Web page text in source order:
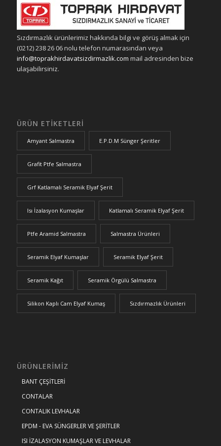
Sızdırmazlık ürünlerimiz hakkında bilgi ve görüş almak için
(0212) 238 26 06 nolu telefon numarasından veya
info@toprakhirdavatsizdirmazlik.com mail adresinden bize
ulaşabilirsiniz.
ÜRÜN ETIKETLERI
Amyant Salmastra E.P.D.M Sünger Şeritler
Grafit Ptfe Salmastra
Grf Katlamalı Seramik Elyaf Şerit
Isı İzalasyon Kumaşlar Katlamalı Seramik Elyaf Şerit
Ptfe Aramid Salmastra Salmastra Ürünleri
Seramik Elyaf Kumaşlar Seramik Elyaf Şerit
Seramik Kağıt Seramik Örgülü Salmastra
Silikon Kaplı Cam Elyaf Kumaş Sızdırmazlık Ürünleri
ÜRÜNLERIMIZ
BANT ÇEŞİTLERİ
CONTALAR
CONTALIK LEVHALAR
EPDM - EVA SÜNGERLER VE ŞERİTLER
ISI İZALASYON KUMAŞLAR VE LEVHALAR